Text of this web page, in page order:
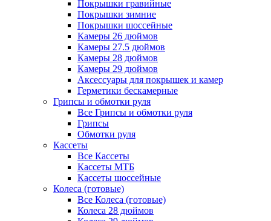
Покрышки гравийные
Покрышки зимние
Покрышки шоссейные
Камеры 26 дюймов
Камеры 27.5 дюймов
Камеры 28 дюймов
Камеры 29 дюймов
Аксессуары для покрышек и камер
Герметики бескамерные
Грипсы и обмотки руля
Все Грипсы и обмотки руля
Грипсы
Обмотки руля
Кассеты
Все Кассеты
Кассеты МТБ
Кассеты шоссейные
Колеса (готовые)
Все Колеса (готовые)
Колеса 28 дюймов